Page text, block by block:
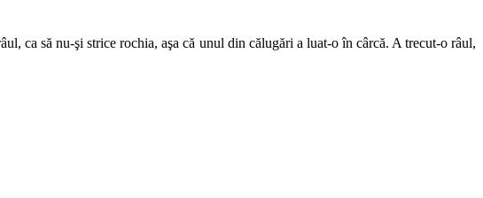
ca să nu-şi strice rochia, aşa că unul din călugări a luat-o în cârcă. A trecut-o râul,